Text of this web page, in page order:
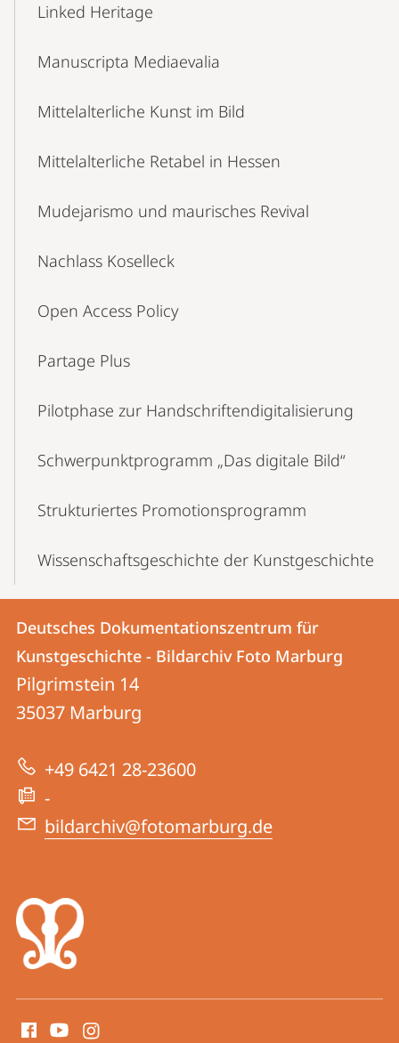
Linked Heritage
Manuscripta Mediaevalia
Mittelalterliche Kunst im Bild
Mittelalterliche Retabel in Hessen
Mudejarismo und maurisches Revival
Nachlass Koselleck
Open Access Policy
Partage Plus
Pilotphase zur Handschriftendigitalisierung
Schwerpunktprogramm „Das digitale Bild“
Strukturiertes Promotionsprogramm
Wissenschaftsgeschichte der Kunstgeschichte
Kontakt
und
Informationen
zur
Website
Kontaktinformationen
Deutsches
Dokumentationszentrum
für
Kunstgeschichte
-
Bildarchiv
Foto
Marburg
Deutsches Dokumentationszentrum für
Kunstgeschichte - Bildarchiv Foto Marburg
Pilgrimstein 14
35037 Marburg
+49 6421 28-23600
-
bildarchiv@fotomarburg.de